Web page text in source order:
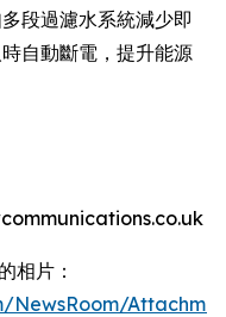
段過濾水系統減少即
自動斷電，提升能源
相片：